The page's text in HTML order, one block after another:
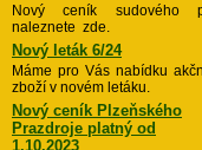
Nový ceník sudového
naleznete zde.
Nový leták 6/24
Máme pro Vás nabídku
zboží v novém letáku.
Nový ceník Plzeňského
Prazdroje platný od
1.10.2023